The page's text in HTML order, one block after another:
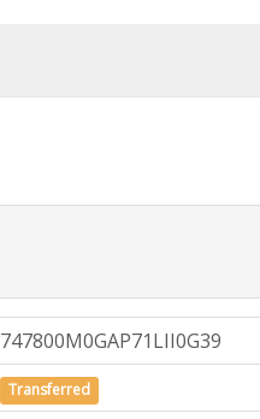
747800M0GAP71LII0G39
Transferred